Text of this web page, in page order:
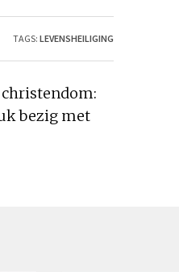
TAGS: LEVENSHEILIGING
bezig met